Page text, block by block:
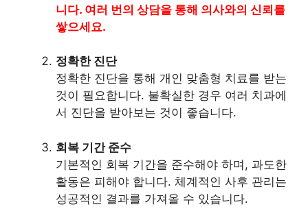
니다. 여러 번의 상담을 통해 의사와의 신뢰를
쌓으세요.
정확한 진단
정확한 진단을 통해 개인 맞춤형 치료를 받는
것이 필요합니다. 불확실한 경우 여러 치과에
서 진단을 받아보는 것이 좋습니다.
회복 기간 준수
기본적인 회복 기간을 준수해야 하며, 과도한
활동은 피해야 합니다. 체계적인 사후 관리는
성공적인 결과를 가져올 수 있습니다.